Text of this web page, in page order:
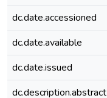
dc.date.accessioned
dc.date.available
dc.date.issued
dc.description.abstract